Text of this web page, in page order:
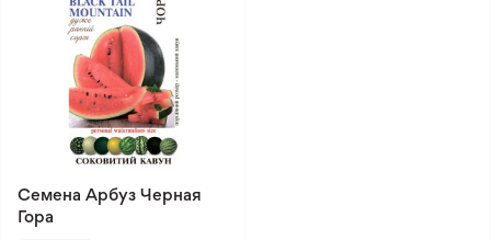
Семена Арбуз Черная
Гора